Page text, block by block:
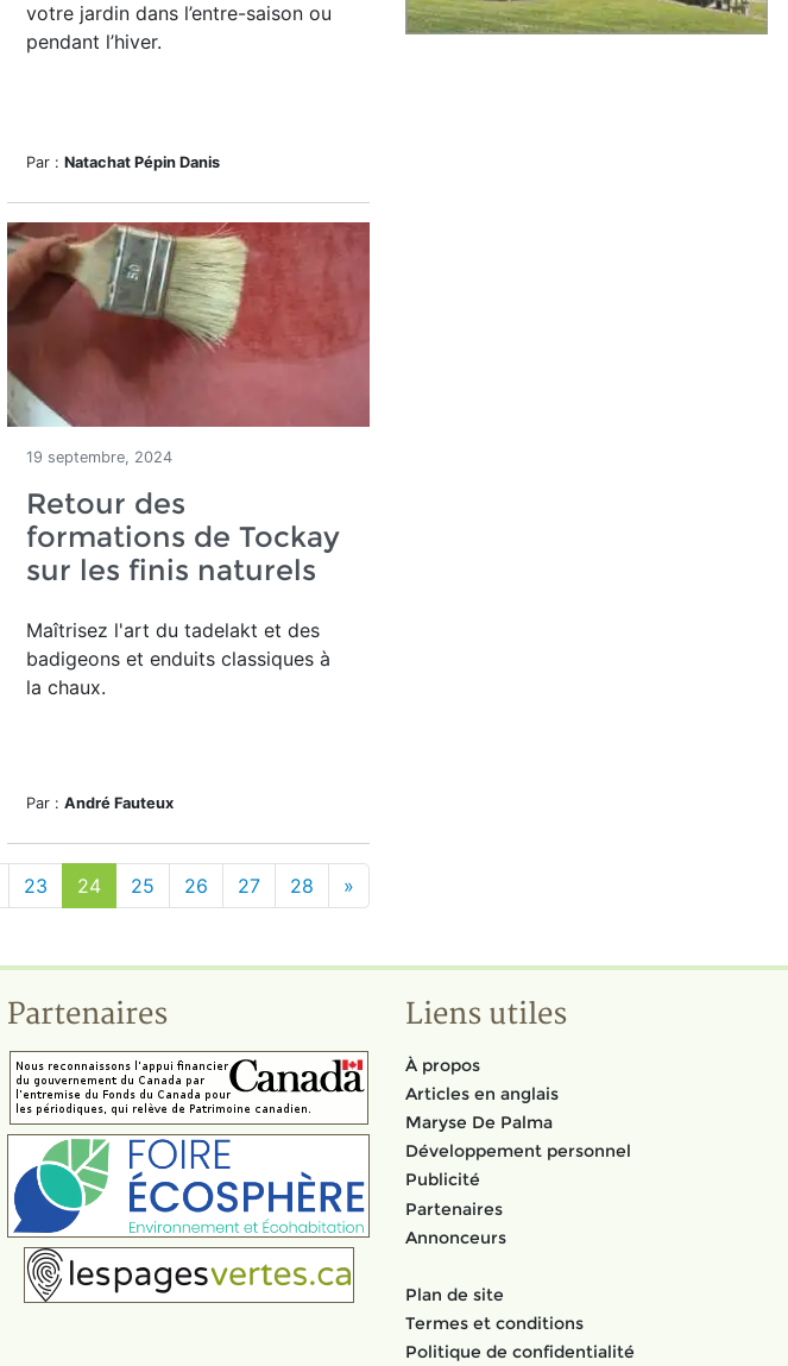
votre jardin dans l’entre-saison ou
pendant l’hiver.
Par : Natachat Pépin Danis
19 septembre, 2024
Retour des
formations de Tockay
sur les finis naturels
Maîtrisez l'art du tadelakt et des
badigeons et enduits classiques à
la chaux.
Par : André Fauteux
23 24 25 26 27 28 »
Partenaires Liens utiles
À propos
Articles en anglais
Maryse De Palma
Développement personnel
Publicité
Partenaires
Annonceurs
Plan de site
Termes et conditions
Politique de confidentialité